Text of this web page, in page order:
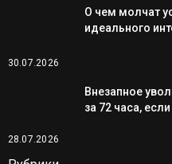
30.07.2026
О чем молчат
идеального
28.07.2026
Внезапное
за 72 часа,